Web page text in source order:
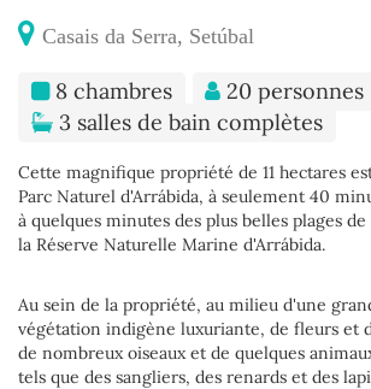
Casais da Serra, Setúbal
8 chambres 20 personnes
3 salles de bain complètes
Cette magnifique propriété de 11 hectares
Parc Naturel d'Arrábida, à seulement 40
à quelques minutes des plus belles plages
la Réserve Naturelle Marine d'Arrábida.
Au sein de la propriété, au milieu d'une
végétation indigène luxuriante, de fleurs et
de nombreux oiseaux et de quelques
tels que des sangliers, des renards et des